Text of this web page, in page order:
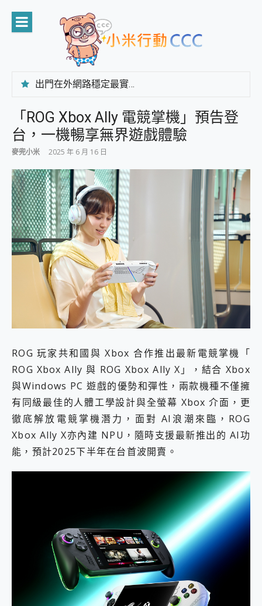
content
出門在外網路穩定最實在 「台灣大哥大」榮獲 4G/5G 在線率全球 NO.3 全台第一與全台六冠王實測心得，走到哪順到哪！
CP 值天花板~ Bongcom BS5 足球君開箱~ 短焦投影機 3千元就能擁有！ 折扣碼在這～
專為 PC上的 XBOX和掌機設計的 FireCuda X1070 SSD 固態硬碟開箱 評測
台灣製攝影機在這裡，100%全無線設計 SpotCam Solo Eco 太陽能防水雲端攝影機 SpotCam Solo 3 2.5K高畫質戶外攝影機 開箱 評測
AI 支付 一錶搞定大小事 Xiaomi Watch 5 開箱 評測
美到讓人超想擁有 moto pad 60 系列 與 Moto | Swarovski razr 60 冰藍限定版本 開箱 評測
一鍵修復模糊影片、舊照的 AI 好幫手! VideoProc Converter AI 新版全解析 × 年末優惠，一篇全看懂
外型超吸晴~ 給您絕佳操控體驗 GravaStar Mercury K1 系列 異星機械鍵盤與 Mercury X 系列 輕量無線電競滑鼠 開箱 評測
開箱~變身「蜘蛛人」椅子軍師！MSI MPG 491CQP QD-OLED 超寬曲面電競螢幕，多工辦公、爽度滿滿的終極桌面體驗
iPhone 17 系列 有認證的防護來囉！ imos 首家導入 UL MCV 行銷宣告驗證的手機配件品牌
DJI Osmo Pocket 3 爽爽帶回家 歡慶 EaseUS 21 週年到來，「Slogan 海報徵稿活動」好康大放送
小巧好吸不擋鏡頭 有Qi2認證的 ONPRO MagReact MXs2 5000mAh薄型磁吸無線急速行動電源 開箱 評測
會走動的冷暖氣 SONY REON POCKET PRO 穿戴式智慧冷暖調溫裝置 開箱 評測
百倍變焦實測~ vivo X200 Pro 與 S25 Ultra 誰能滿足全場景拍攝需求？
超好用的 PLAUD NotePin AI 智慧錄音膠囊~ 您的AI 秘書已上線 每月免費送你 300分鐘轉寫
COMPUTEX 2025 來囉！AGI亞奇雷 AI・Gaming・創作儲存方案登場，趕快來AGI亞奇雷挑戰任務抽 PS5！
自帶線的 有線無線都能充 ONPRO MagReact M5 10000mAh 5合1 磁吸無線急速行動電源 開箱 評測
飛利浦 JS7310 ⚡【電急便｜行動儲能救車電源】 可靠的旅行夥伴！帶給您優異的安全性與強大供電效能
是螢幕也是電視! 一機超多用途「MSI微星 Modern MD272UPSW 27型」 4K IPS 輕薄商用智慧聯網螢幕 開箱 評測
您的專屬AI 助手 Yoga Slim 7 Aura Edition 觸控AI筆電 開箱 評測
iPhone、Apple Watch、AirPods耳機 三個設備充電一起搞定 ONPRO MagReact™ M3 3 in 1可攜摺疊無線充電器 開箱 評測
動靜皆宜「HUAWEI FreeArc」開放式耳掛耳機，無感配戴! 超穩超服貼，音質、通話也很優質
2億 APO蔡司長焦神機降臨~ vivo X200 Pro、vivo X200 就是這麼好拍
EaseUS Vocal Remover 免費線上去聲器一鍵去除人聲 人聲 音樂分離 2024 消除人聲推薦
3 個超值 MHN 飛人工具分享~~ iToolab AnyGo 魔物獵人 Now飛人 ios教學 不出門也可以到處走
Locawhere AnyTo 寶可夢飛人 AnyTo 不出門也可以飛遍全世界
小體積 40000mAh 超大容量 一次充5個設備 充好充滿 CUKTECH 酷態科 300W 微型充電站 開箱 評測
「ROG Xbox Ally 電競掌機」預告登
台，一機暢享無界遊戲體驗
麥兜小米 2025 年 6 月 16 日
ROG 玩家共和國與 Xbox 合作推出最新電競掌機「
ROG Xbox Ally 與 ROG Xbox Ally X」，結合 Xbox
與Windows PC 遊戲的優勢和彈性，兩款機種不僅擁
有同級最佳的人體工學設計與全螢幕 Xbox 介面，更
徹底解放電競掌機潛力，面對 AI浪潮來臨，ROG
Xbox Ally X亦內建 NPU，隨時支援最新推出的 AI功
能，預計2025下半年在台首波開賣。